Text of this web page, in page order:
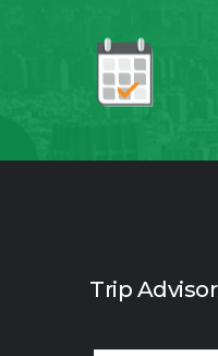
Trip Advisor